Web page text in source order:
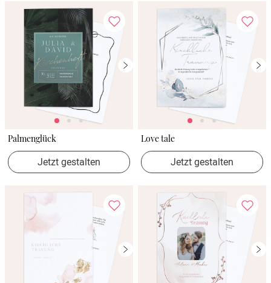
Palmenglück
Jetzt gestalten
Love tale
Jetzt gestalten